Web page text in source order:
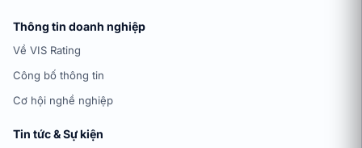
Thông tin doanh nghiệp
Về VIS Rating
Công bố thông tin
Cơ hội nghề nghiệp
Tin tức & Sự kiện